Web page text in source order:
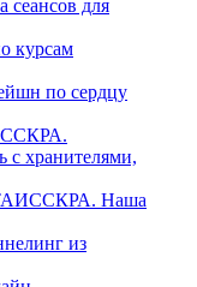
сеансов для
курсам
по сердцу
с хранителями,
Наша
из